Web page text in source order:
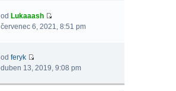
od Lukaaash
červenec 6, 2021, 8:51 pm
odferyk
duben 13, 2019, 9:08 pm